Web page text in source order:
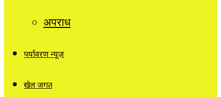
अपराध
पर्यावरण न्यूज़
खेल जगत